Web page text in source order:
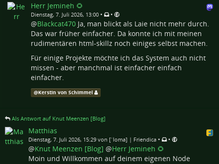
Herr Jemineh 🌻
Dienstag, 7. Juli 2026, 13:00 • •
@Blackcat470 Ja, man blickt als Laie nicht mehr durch.
Das war früher einfacher. Da konnte ich mit meinen
rudimentären html-skillz noch einiges selbst machen.
Für einige Projekte möchte ich das System auch nicht
missen - aber manchmal ist einfacher einfach
einfacher.
@Kerstin von Schimmel
Als Antwort auf Knut Meenzen [Blog]
Matthias
Dienstag, 7. Juli 2026, 15:29 von [ˈloma] | Friendica • •
@Knut Meenzen [Blog] @Herr Jemineh 🌻
Moin und Willkommen auf deinem eigenen Node